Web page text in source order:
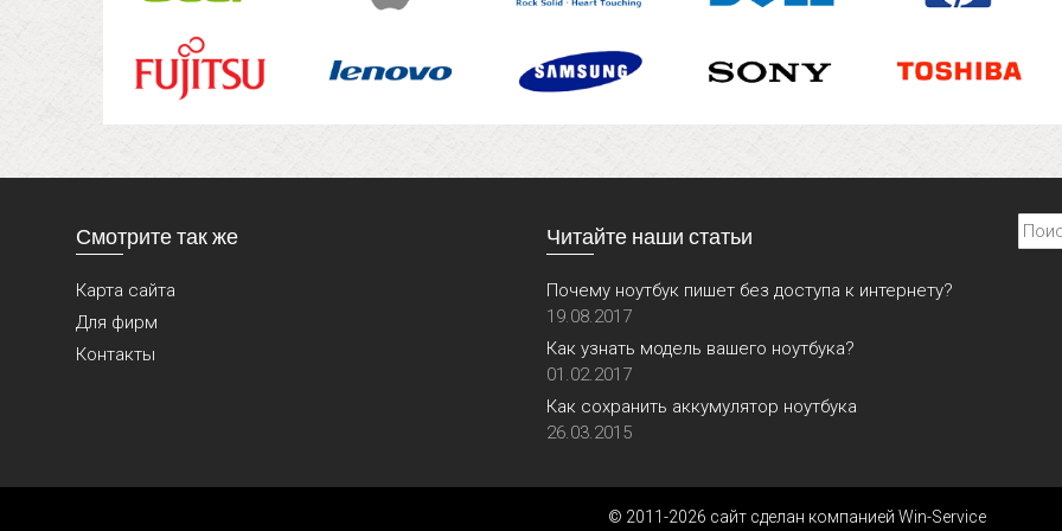
Смотрите так же
Карта сайта
Для фирм
Контакты
Читайте наши статьи
Почему ноутбук пишет без доступа к интернету?
19.08.2017
Как узнать модель вашего ноутбука?
01.02.2017
Как сохранить аккумулятор ноутбука
26.03.2015
© 2011-2026 сайт сделан компанией Win-Service